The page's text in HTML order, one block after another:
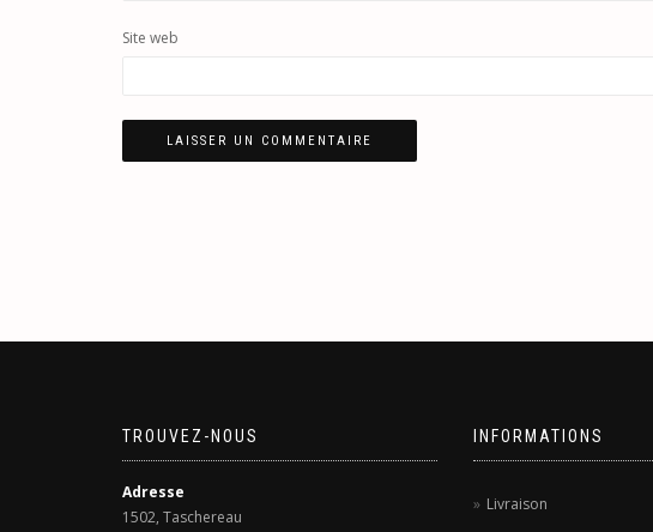
Site web
TROUVEZ-NOUS
Adresse
1502, Taschereau
INFORMATIONS
Livraison